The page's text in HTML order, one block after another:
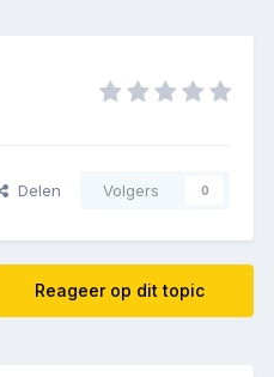
Delen Volgers 0
Reageer op dit topic